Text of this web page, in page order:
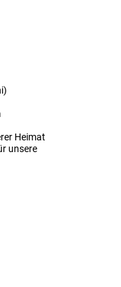
Heimat
unsere